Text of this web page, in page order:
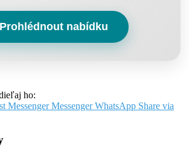
Prohlédnout nabídku
ho:
Messenger Messenger WhatsApp Share via